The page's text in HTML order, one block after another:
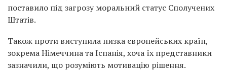
поставило під загрозу моральний статус Сполучених
Штатів.
Також проти виступила низка європейських країн,
зокрема Німеччина та Іспанія, хоча їх представники
зазначили, що розуміють мотивацію рішення.